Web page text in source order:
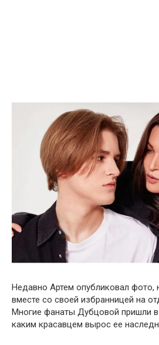
Недавно Артем опубликовал фото,
вместе со своей избранницей на
Многие фанаты Дубцовой пришли в
каким красавцем вырос ее